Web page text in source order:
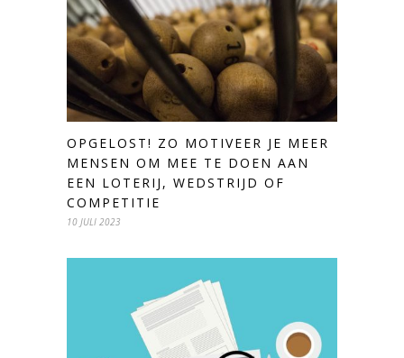
OPGELOST! ZO MOTIVEER JE MEER
MENSEN OM MEE TE DOEN AAN
EEN LOTERIJ, WEDSTRIJD OF
COMPETITIE
10 JULI 2023